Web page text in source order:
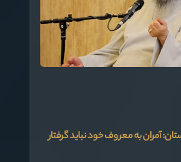
آمران به معروف خود نباید گرفتار